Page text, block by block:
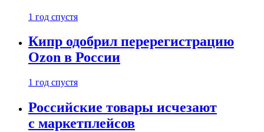
1 год спустя
Кипр одобрил перерегистрацию
Ozon в России
1 год спустя
Российские товары исчезают
с маркетплейсов